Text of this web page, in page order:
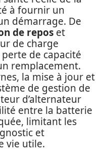
à fournir un
démarrage. De
de repos et
de charge
de capacité
remplacement.
la mise à jour et
de gestion de
d’alternateur
entre la batterie
limitant les
et
vie utile.